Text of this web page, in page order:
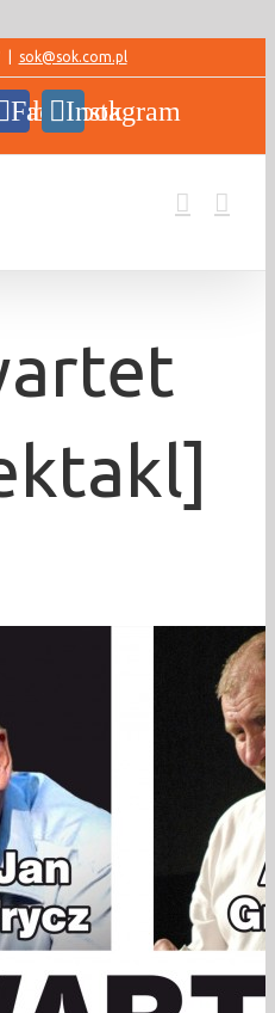
sok@sok.com.pl
FacebookInstagram